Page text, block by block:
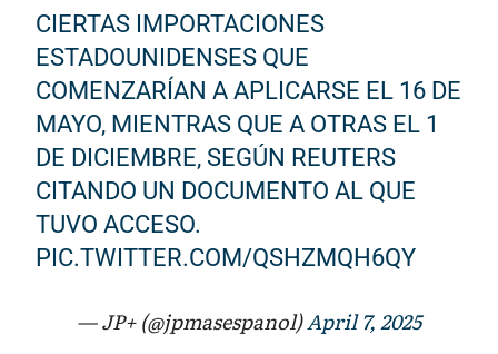
CIERTAS IMPORTACIONES
ESTADOUNIDENSES QUE
COMENZARÍAN A APLICARSE EL 16 DE
MAYO, MIENTRAS QUE A OTRAS EL 1
DE DICIEMBRE, SEGÚN REUTERS
CITANDO UN DOCUMENTO AL QUE
TUVO ACCESO.
PIC.TWITTER.COM/QSHZMQH6QY
— JP+ (@jpmasespanol)April 7, 2025